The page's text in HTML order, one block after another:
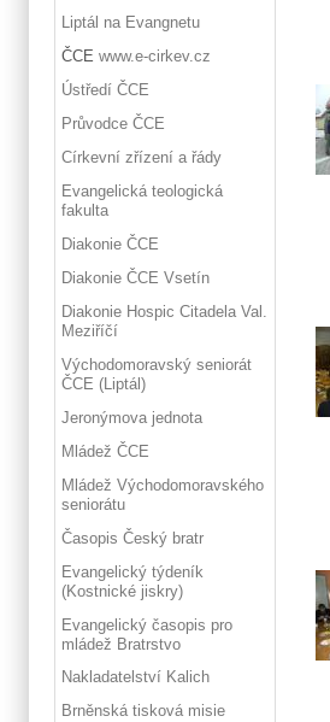
Liptál na Evangnetu
ČCE www.e-cirkev.cz
Ústředí ČCE
Průvodce ČCE
Církevní zřízení a řády
Evangelická teologická
fakulta
Diakonie ČCE
Diakonie ČCE Vsetín
Diakonie Hospic Citadela Val.
Meziříčí
Východomoravský seniorát
ČCE (Liptál)
Jeronýmova jednota
Mládež ČCE
Mládež Východomoravského
seniorátu
Časopis Český bratr
Evangelický týdeník
(Kostnické jiskry)
Evangelický časopis pro
mládež Bratrstvo
Nakladatelství Kalich
Brněnská tisková misie